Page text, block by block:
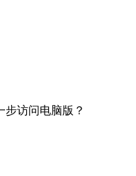
步访问电脑版？